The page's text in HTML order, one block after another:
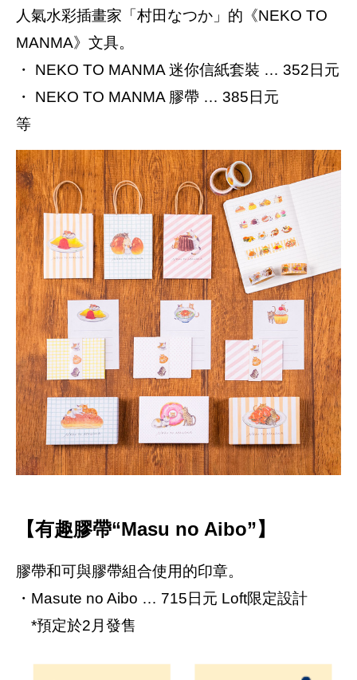
人氣水彩插畫家「村田なつか」的《NEKO TO
MANMA》文具。
・ NEKO TO MANMA 迷你信紙套裝 … 352日元
・ NEKO TO MANMA 膠帶 … 385日元
等
【有趣膠帶“Masu no Aibo”】
膠帶和可與膠帶組合使用的印章。
・Masute no Aibo … 715日元 Loft限定設計
*預定於2月發售